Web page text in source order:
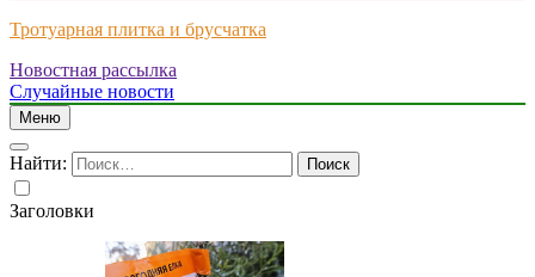
Тротуарная плитка и брусчатка
Just another WordPress site
Новостная рассылка
Случайные новости
Меню
Найти:
Заголовки